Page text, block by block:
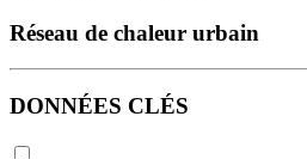
Réseau de chaleur urbain
DONNÉES CLÉS